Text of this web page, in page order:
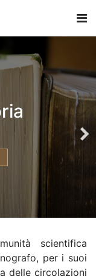
scientifica
per i suoi
delle circolazioni